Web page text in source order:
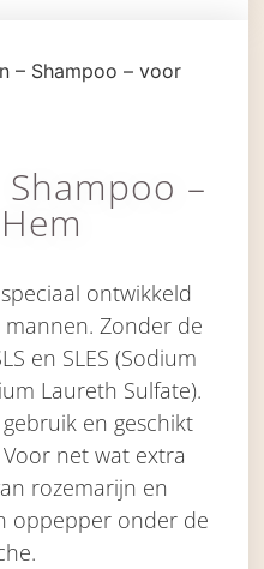
– Shampoo – voor
–
ontwikkeld
Zonder de
en SLES (Sodium
Laureth Sulfate).
en geschikt
net wat extra
rozemarijn en
oppepper onder de